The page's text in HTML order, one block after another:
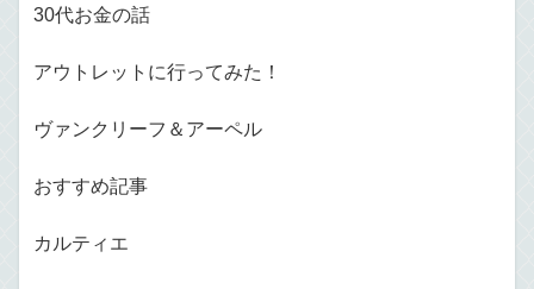
30代お金の話
アウトレットに行ってみた！
ヴァンクリーフ＆アーペル
おすすめ記事
カルティエ